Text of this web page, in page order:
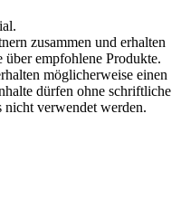
zusammen und erhalten
empfohlene Produkte.
möglicherweise einen
dürfen ohne schriftliche
verwendet werden.